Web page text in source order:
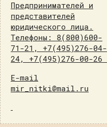
Предпринимателей и
представителей
юридического лица.
Телефоны: 8(800)600-
71-21, +7(495)276-04-
24, +7(495)276-00-26
E-mail
mir_nitki@mail.ru